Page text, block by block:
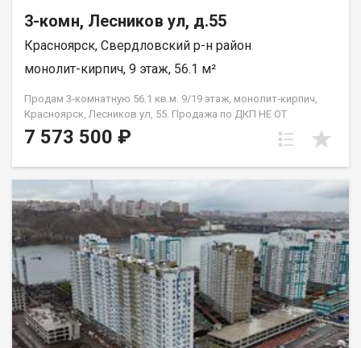
3-комн, Лесников ул, д.55
Красноярск, Свердловский р-н район
монолит-кирпич, 9 этаж, 56.1 м²
Продам 3-комнатную 56.1 кв.м. 9/19 этаж, монолит-кирпич,
Красноярск, Лесников ул, 55. Продажа по ДКП НЕ ОТ
ЗАСТРОЙЩИКА
7 573 500 ₽